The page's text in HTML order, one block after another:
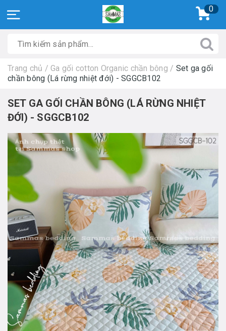
0
Trang chủ / Ga gối cotton Organic chần bông / Set ga gối
chần bông (Lá rừng nhiệt đới) - SGGCB102
SET GA GỐI CHẦN BÔNG (LÁ RỪNG NHIỆT
ĐỚI) - SGGCB102